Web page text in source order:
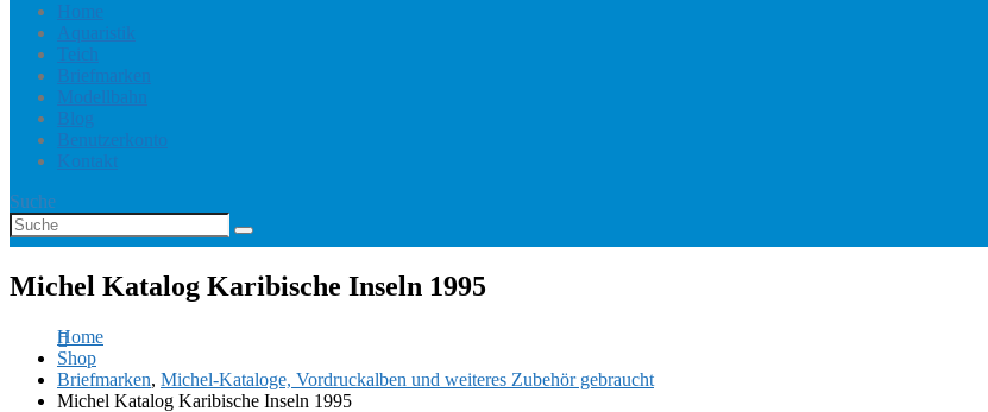
Home
Aquaristik
Teich
Briefmarken
Modellbahn
Blog
Benutzerkonto
Kontakt
Suche
Michel Katalog Karibische Inseln 1995
Home
Shop
Briefmarken, Michel-Kataloge, Vordruckalben und weiteres Zubehör gebraucht
Michel Katalog Karibische Inseln 1995